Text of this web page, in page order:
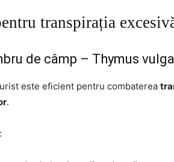
transpirația
de câmp – Thymus
este eficient pentru combaterea
.